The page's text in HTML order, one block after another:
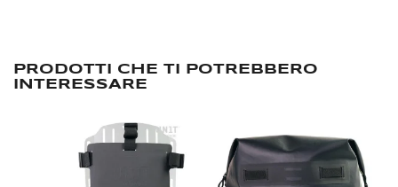
PRODOTTI CHE TI POTREBBERO
INTERESSARE